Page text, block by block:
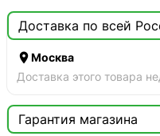
Доставка по всей
Москва
Доставка этого товара
Гарантия магазина